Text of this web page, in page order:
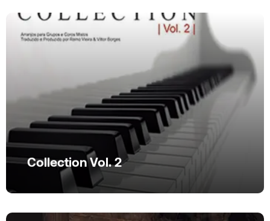
Collection Vol. 2
Collection Vol. 2